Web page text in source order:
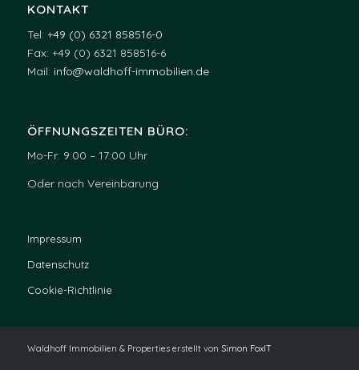
KONTAKT
Tel: +49 (0) 6321 858516-0
Fax: +49 (0) 6321 858516-6
Mail: info@waldhoff-immobilien.de
ÖFFNUNGSZEITEN BÜRO:
Mo-Fr: 9:00 – 17:00 Uhr
Oder nach Vereinbarung
Impressum
Datenschutz
Cookie-Richtlinie
Waldhoff Immobilien & Properties erstellt von Simon FoxIT